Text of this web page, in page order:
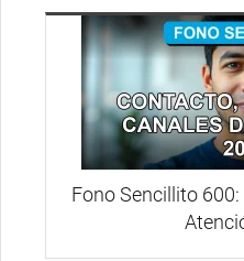
Fono Sencillito